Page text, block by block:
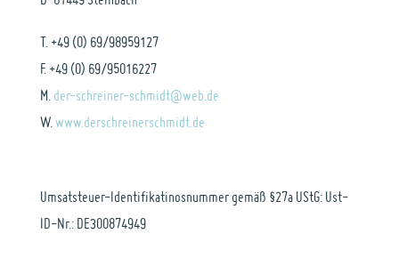
T. +49 (0) 69/98959127
F. +49 (0) 69/95016227
M. der-schreiner-schmidt@web.de
W.www.derschreinerschmidt.de
Umsatsteuer-Identifikatinosnummer gemäß §27a UStG: Ust-
ID-Nr.: DE300874949